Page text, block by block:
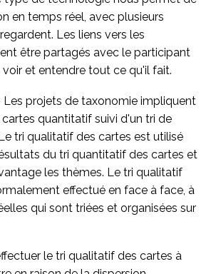
en temps réel, avec plusieurs
Les liens vers les
être partagés avec le participant
et entendre tout ce qu'il fait.
Les projets de taxonomie impliquent
quantitatif suivi d'un tri de
tri qualitatif des cartes est utilisé
du tri quantitatif des cartes et
les thèmes. Le tri qualitatif
effectué en face à face, à
qui sont triées et organisées sur
le tri qualitatif des cartes à